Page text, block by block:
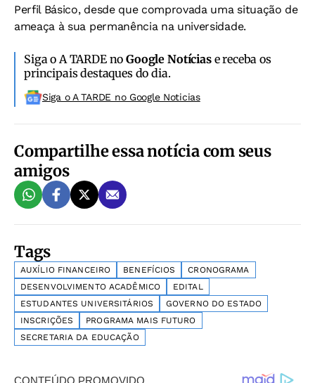
Perfil Básico, desde que comprovada uma situação de
ameaça à sua permanência na universidade.
Siga o A TARDE noGoogle Notíciase receba os
principais destaques do dia.
Siga o A TARDE no Google Noticias
Compartilhe essa notícia com seus
amigos
Tags
AUXÍLIO FINANCEIRO BENEFÍCIOS
CRONOGRAMA
DESENVOLVIMENTO ACADÊMICO
EDITAL
ESTUDANTES UNIVERSITÁRIOS
GOVERNO DO ESTADO
INSCRIÇÕES
PROGRAMA MAIS FUTURO
SECRETARIA DA EDUCAÇÃO